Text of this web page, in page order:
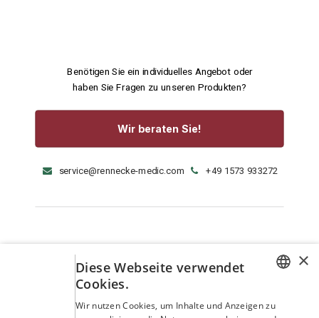
Benötigen Sie ein individuelles Angebot oder
haben Sie Fragen zu unseren Produkten?
Wir beraten Sie!
service@rennecke-medic.com +49 1573 933272
×
Diese Webseite verwendet
Cookies.
Wir nutzen Cookies, um Inhalte und Anzeigen zu